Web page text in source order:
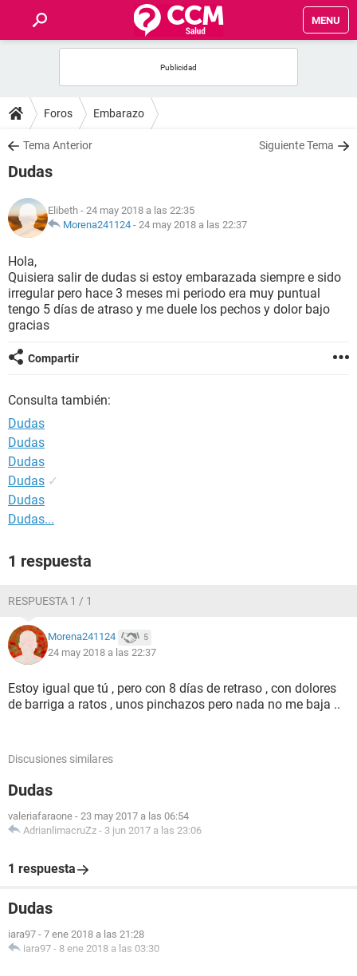
MENU
FOROS
SALUD
NUTRICIÓN
BIENESTAR
SEXUALIDAD
GLOSARIO
Foros Embarazo
Tema Anterior Siguiente Tema
Dudas
Elibeth - 24 may 2018 a las 22:35
Morena241124 - 24 may 2018 a las 22:37
Hola,
Quisiera salir de dudas si estoy embarazada siempre e sido
irregular pero hace 3 meses mi periodo era muy puntual
tengo 5 días de atraso y me duele los pechos y dolor bajo
gracias
Compartir
Consulta también:
Dudas
Dudas
Dudas
Dudas ✓
Dudas
Dudas...
1 respuesta
RESPUESTA 1 / 1
Morena241124 5
24 may 2018 a las 22:37
Estoy igual que tú , pero con 8 días de retraso , con dolores
de barriga a ratos , unos pinchazos pero nada no me baja ..
Discusiones similares
Dudas
valeriafaraone - 23 may 2017 a las 06:54
AdrianlimacruZz - 3 jun 2017 a las 23:06
1 respuesta
Dudas
iara97 - 7 ene 2018 a las 21:28
iara97 - 8 ene 2018 a las 03:30